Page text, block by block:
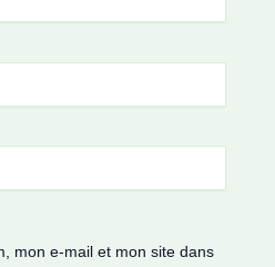
mon e-mail et mon site dans